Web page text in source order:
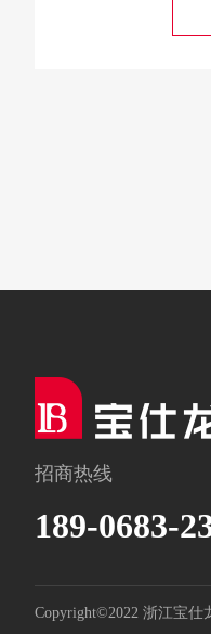
招商热线
189-0683-
Copyright©2022 浙江宝